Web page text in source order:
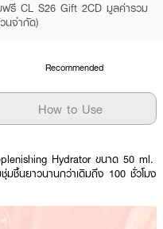
รี CL S26 Gift 2CD มูลค่ารวม
นจำกัด)
Recommended
How to Use
Hydrator ขนาด 50 ml.
มชื้นยาวนานกว่าเดิมถึง 100 ชั่วโมง